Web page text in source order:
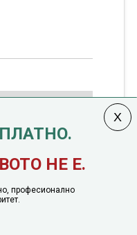
НЕ Е.
професионално